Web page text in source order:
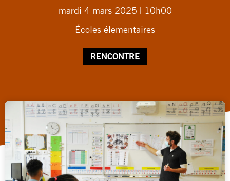
mardi 4 mars 2025 | 10h00
Écoles élementaires
RENCONTRE